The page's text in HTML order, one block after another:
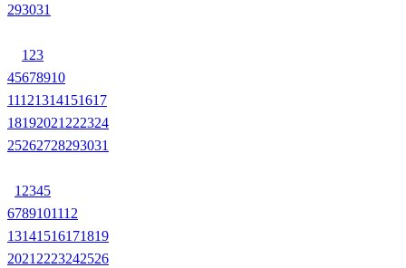
293031
1 23
45678910
11121314151617
18192021 222324
25262728293031
1 2345
6789101112
13141516171819
2021 2223242526